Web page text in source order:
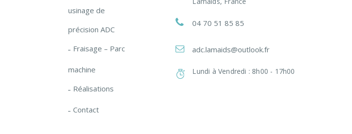
usinage de
précision ADC
Fraisage – Parc
machine
Réalisations
Contact
04 70 51 85 85
adc.lamaids@outlook.fr
Lundi à Vendredi : 8h00 - 17h00